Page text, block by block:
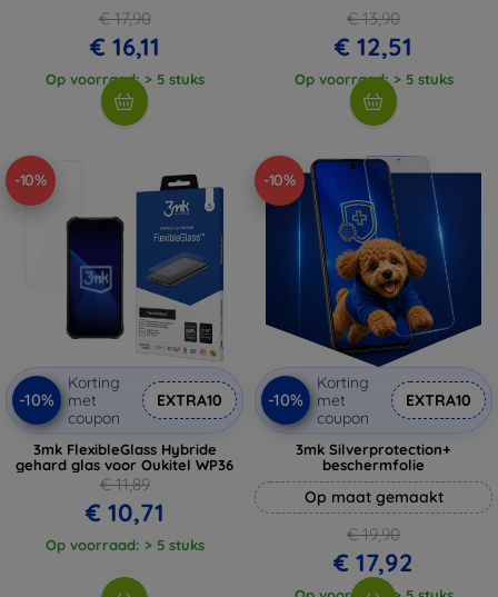
€ 17,90
€ 16,11
Op voorraad: > 5 stuks
€ 13,90
€ 12,51
Op voorraad: > 5 stuks
-10%
-10%
Korting
met
coupon
EXTRA10
3mk FlexibleGlass Hybride
gehard glas voor Oukitel WP36
€ 11,89
€ 10,71
Op voorraad: > 5 stuks
-10%
-10%
Korting
met
coupon
EXTRA10
3mk Silverprotection+
beschermfolie
Op maat gemaakt
€ 19,90
€ 17,92